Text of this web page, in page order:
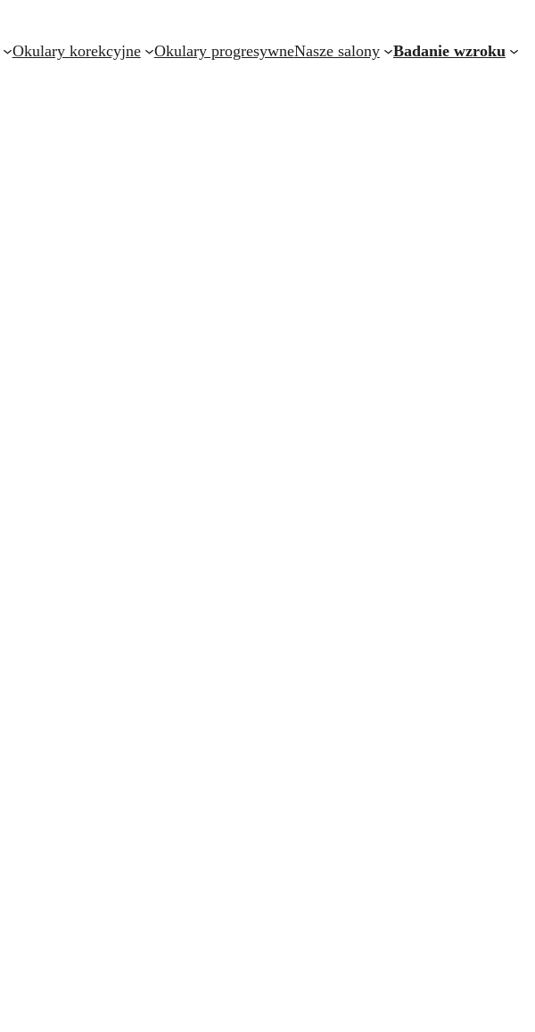
Okulary korekcyjne Okulary progresywneNasze salony Badanie wzroku